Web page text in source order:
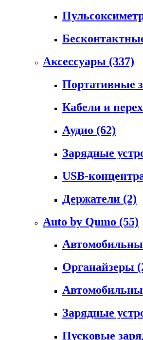
Аксессуары (337)
Портативные
Кабели и
Аудио (62)
Зарядные
USB-
Держатели (2)
Auto by Qumo (55)
Органайзеры
Зарядные
Пусковые